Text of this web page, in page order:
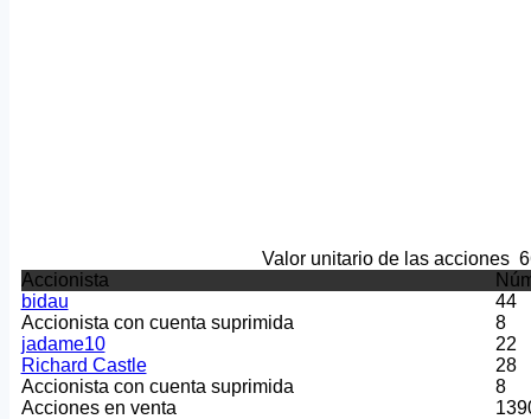
Valor unitario de las acciones
Accionista
bidau
44
Accionista con cuenta suprimida
8
jadame10
22
Richard Castle
28
Accionista con cuenta suprimida
8
Acciones en venta